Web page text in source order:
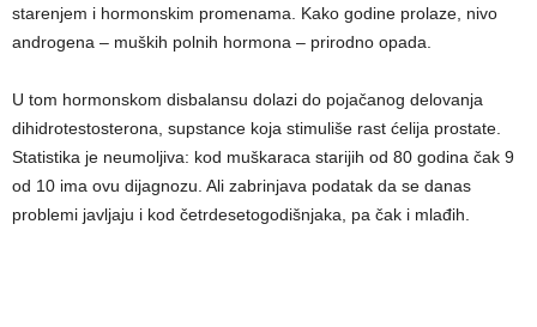
starenjem i hormonskim promenama. Kako godine prolaze, nivo
androgena – muških polnih hormona – prirodno opada.
U tom hormonskom disbalansu dolazi do pojačanog delovanja
dihidrotestosterona, supstance koja stimuliše rast ćelija prostate.
Statistika je neumoljiva: kod muškaraca starijih od 80 godina čak 9
od 10 ima ovu dijagnozu. Ali zabrinjava podatak da se danas
problemi javljaju i kod četrdesetogodišnjaka, pa čak i mlađih.